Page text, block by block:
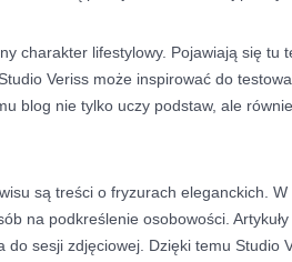
charakter lifestylowy. Pojawiają się tu
Veriss może inspirować do
blog nie tylko uczy podstaw, ale
są treści o fryzurach eleganckich.
na podkreślenie osobowości.
do sesji zdjęciowej. Dzięki temu Studio